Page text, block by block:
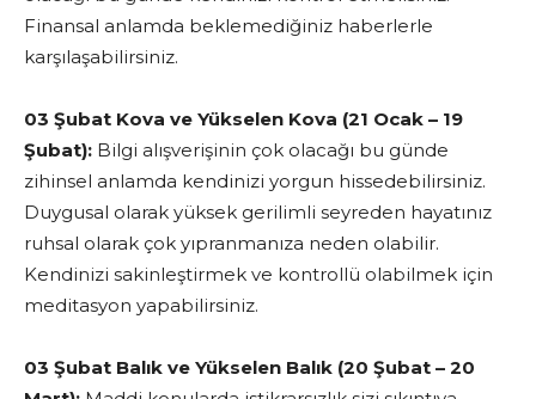
Finansal anlamda beklemediğiniz haberlerle
karşılaşabilirsiniz.
03 Şubat Kova ve Yükselen Kova (21 Ocak – 19
Şubat): Bilgi alışverişinin çok olacağı bu günde
zihinsel anlamda kendinizi yorgun hissedebilirsiniz.
Duygusal olarak yüksek gerilimli seyreden hayatınız
ruhsal olarak çok yıpranmanıza neden olabilir.
Kendinizi sakinleştirmek ve kontrollü olabilmek için
meditasyon yapabilirsiniz.
03 Şubat Balık ve Yükselen Balık (20 Şubat – 20